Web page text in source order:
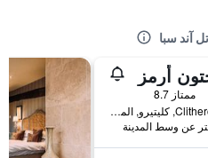
آند سبا
أرمز
ممتاز 8.7
Clitheroe Road, كليتيرو, المملكة المتحدة